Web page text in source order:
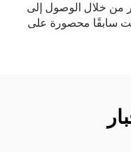
من خلال الوصول إلى
سابقًا محصورة على